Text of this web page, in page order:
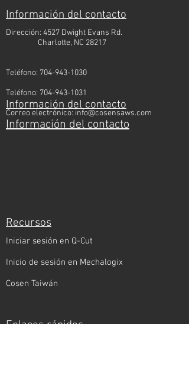
Información del contacto
Dirección: 4527 Dwight Evans Rd.
Charlotte, NC 28217
Teléfono: 704-943-1030
Teléfono: 704-943-1031
Correo electrónico: info@cosensaws.com
Recursos
Iniciar sesión en Q-Cut
Inicio de sesión en Mechalogix
Cosen Taiwán
Enlaces rápidos
Información del contacto
Información del contacto